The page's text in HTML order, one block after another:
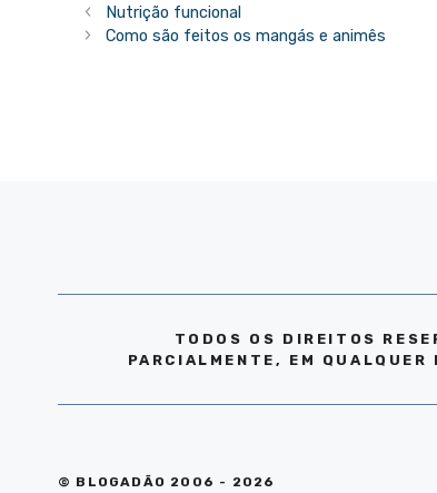
Nutrição funcional
Como são feitos os mangás e animês
TODOS OS DIREITOS
PARCIALMENTE, EM
© BLOGADÃO 2006 - 2026